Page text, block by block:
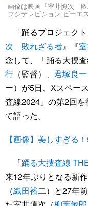
画像は映画『室井慎次 敗
フジテレビジョン ビーエ
「踊るプロジェク
次 敗れざる者』『
念して、「踊る大捜
行 （監督）、 君塚良一
ー）が5日、Xスペー
査線2024」の第2回
て語った。
【画像】美しすぎる
『踊る大捜査線
来12年ぶりとなる新
（織田裕二）と27年